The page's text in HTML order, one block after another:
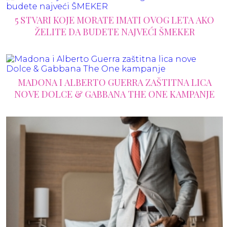
5 STVARI KOJE MORATE IMATI OVOG LETA AKO
ŽELITE DA BUDETE NAJVEĆI ŠMEKER
MADONA I ALBERTO GUERRA ZAŠTITNA LICA
NOVE DOLCE & GABBANA THE ONE KAMPANJE